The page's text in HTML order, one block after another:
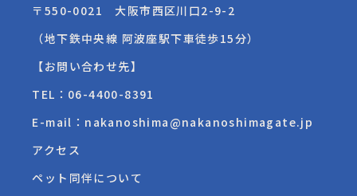
〒550-0021 大阪市西区川口2-9-2
（地下鉄中央線 阿波座駅下車徒歩15分）
【お問い合わせ先】
TEL： 06-4400-8391
E-mail：nakanoshima@nakanoshimagate.jp
アクセス
ペット同伴について